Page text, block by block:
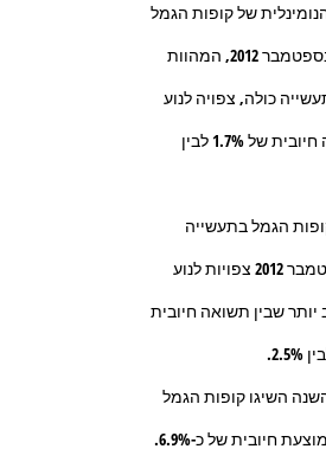
של קופות הגמל
הגדולות בספטמבר 2012, המהוות
כולה, צפויה לנוע
בין תשואה חיובית של 1.7% לבין
הגמל בתעשייה
כולה בספטמבר 2012 צפויות לנוע
יותר שבין תשואה חיובית
השיגו קופות הגמל
חיובית של כ-6.9%.